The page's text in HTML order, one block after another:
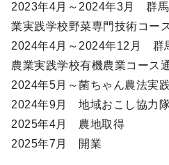
2023年4月～2024年3月 群馬
業実践学校野菜専門技術コー
2024年4月～2024年12月 群
農業実践学校有機農業コース
2024年5月～菌ちゃん農法実
2024年9月 地域おこし協力
2025年4月 農地取得
2025年7月 開業